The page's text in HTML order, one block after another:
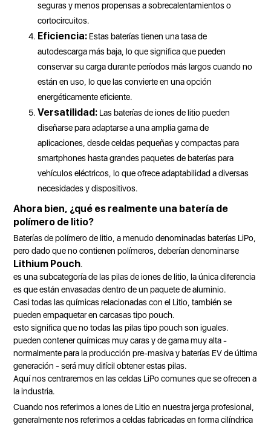
seguras y menos propensas a sobrecalentamientos o
cortocircuitos.
Eficiencia: Estas baterías tienen una tasa de
autodescarga más baja, lo que significa que pueden
conservar su carga durante períodos más largos cuando no
están en uso, lo que las convierte en una opción
energéticamente eficiente.
Versatilidad: Las baterías de iones de litio pueden
diseñarse para adaptarse a una amplia gama de
aplicaciones, desde celdas pequeñas y compactas para
smartphones hasta grandes paquetes de baterías para
vehículos eléctricos, lo que ofrece adaptabilidad a diversas
necesidades y dispositivos.
Ahora bien, ¿qué es realmente una batería de
polímero de litio?
Baterías de polímero de litio, a menudo denominadas baterías LiPo,
pero dado que no contienen polímeros, deberían denominarse
Lithium Pouch.
es una subcategoría de las pilas de iones de litio, la única diferencia
es que están envasadas dentro de un paquete de aluminio.
Casi todas las químicas relacionadas con el Litio, también se
pueden empaquetar en carcasas tipo pouch.
esto significa que no todas las pilas tipo pouch son iguales.
pueden contener químicas muy caras y de gama muy alta -
normalmente para la producción pre-masiva y baterías EV de última
generación - será muy difícil obtener estas pilas.
Aquí nos centraremos en las celdas LiPo comunes que se ofrecen a
la industria.
Cuando nos referimos a Iones de Litio en nuestra jerga profesional,
generalmente nos referimos a celdas fabricadas en forma cilíndrica